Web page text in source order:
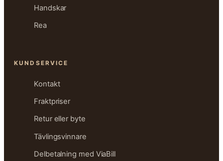
Handskar
Rea
KUNDSERVICE
Kontakt
Fraktpriser
Retur eller byte
Tävlingsvinnare
Delbetalning med ViaBill